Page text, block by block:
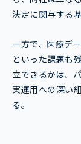
決定に関与する
一方で、医療デ
といった課題も
立できるかは、
実運用への深い
る。